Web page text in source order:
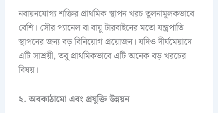
নবায়নযোগ্য শক্তির প্রাথমিক স্থাপন খরচ তুলনামূলকভাবে
বেশি। সৌর প্যানেল বা বায়ু টারবাইনের মতো যন্ত্রপাতি
স্থাপনের জন্য বড় বিনিয়োগ প্রয়োজন। যদিও দীর্ঘমেয়াদে
এটি সাশ্রয়ী, তবু প্রাথমিকভাবে এটি অনেক বড় খরচের
বিষয়।
২. অবকাঠামো এবং প্রযুক্তি উন্নয়ন